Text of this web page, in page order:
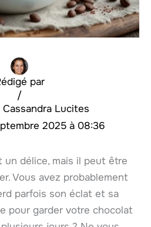
par
Cassandra Lucites
/
2025 à 08:36
délice, mais il peut être
Vous avez probablement
parfois son éclat et sa
pour garder votre chocolat